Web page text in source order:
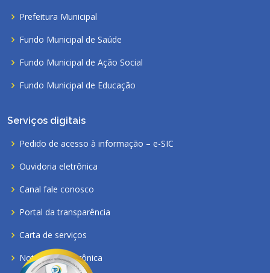
Prefeitura Municipal
Fundo Municipal de Saúde
Fundo Municipal de Ação Social
Fundo Municipal de Educação
Serviços digitais
Pedido de acesso à informação – e-SIC
Ouvidoria eletrônica
Canal fale conosco
Portal da transparência
Carta de serviços
Nota fiscal eletrônica